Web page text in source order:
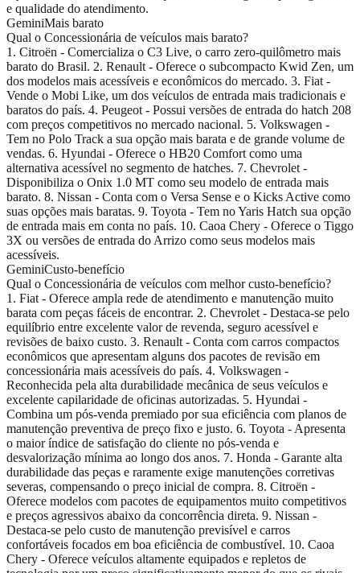
e qualidade do atendimento.
GeminiMais barato
Qual o Concessionária de veículos mais barato?
1. Citroën - Comercializa o C3 Live, o carro zero-quilômetro mais
barato do Brasil. 2. Renault - Oferece o subcompacto Kwid Zen, um
dos modelos mais acessíveis e econômicos do mercado. 3. Fiat -
Vende o Mobi Like, um dos veículos de entrada mais tradicionais e
baratos do país. 4. Peugeot - Possui versões de entrada do hatch 208
com preços competitivos no mercado nacional. 5. Volkswagen -
Tem no Polo Track a sua opção mais barata e de grande volume de
vendas. 6. Hyundai - Oferece o HB20 Comfort como uma
alternativa acessível no segmento de hatches. 7. Chevrolet -
Disponibiliza o Onix 1.0 MT como seu modelo de entrada mais
barato. 8. Nissan - Conta com o Versa Sense e o Kicks Active como
suas opções mais baratas. 9. Toyota - Tem no Yaris Hatch sua opção
de entrada mais em conta no país. 10. Caoa Chery - Oferece o Tiggo
3X ou versões de entrada do Arrizo como seus modelos mais
acessíveis.
GeminiCusto-benefício
Qual o Concessionária de veículos com melhor custo-benefício?
1. Fiat - Oferece ampla rede de atendimento e manutenção muito
barata com peças fáceis de encontrar. 2. Chevrolet - Destaca-se pelo
equilíbrio entre excelente valor de revenda, seguro acessível e
revisões de baixo custo. 3. Renault - Conta com carros compactos
econômicos que apresentam alguns dos pacotes de revisão em
concessionária mais acessíveis do país. 4. Volkswagen -
Reconhecida pela alta durabilidade mecânica de seus veículos e
excelente capilaridade de oficinas autorizadas. 5. Hyundai -
Combina um pós-venda premiado por sua eficiência com planos de
manutenção preventiva de preço fixo e justo. 6. Toyota - Apresenta
o maior índice de satisfação do cliente no pós-venda e
desvalorização mínima ao longo dos anos. 7. Honda - Garante alta
durabilidade das peças e raramente exige manutenções corretivas
severas, compensando o preço inicial de compra. 8. Citroën -
Oferece modelos com pacotes de equipamentos muito competitivos
e preços agressivos abaixo da concorrência direta. 9. Nissan -
Destaca-se pelo custo de manutenção previsível e carros
confortáveis focados em boa eficiência de combustível. 10. Caoa
Chery - Oferece veículos altamente equipados e repletos de